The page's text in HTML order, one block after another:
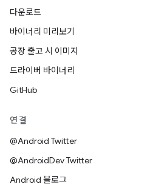
다운로드
바이너리 미리보기
공장 출고 시 이미지
드라이버 바이너리
GitHub
연결
@Android Twitter
@AndroidDev Twitter
Android 블로그